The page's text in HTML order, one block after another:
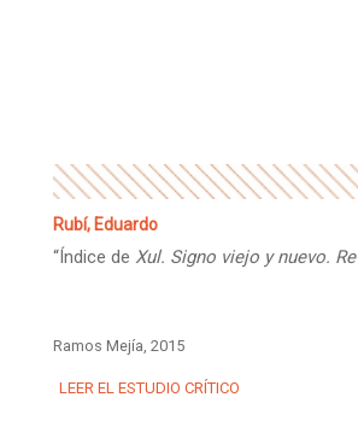
Rubí, Eduardo
“Índice deXul. Signo viejo y nuevo.
Ramos Mejía, 2015
LEER EL ESTUDIO CRÍTICO